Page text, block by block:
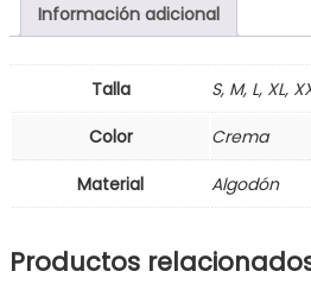
Información adicional
Talla
S, M, L, XL,
Color
Crema
Material
Algodón
Productos